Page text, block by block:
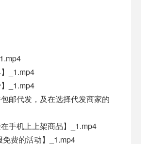
_1.mp4
_1.mp4
邮代发，及在选择代发商家的
手机上上架商品】_1.mp4
费的活动】_1.mp4